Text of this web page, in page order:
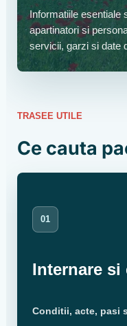
Informatiile esentiale
apartinatori si
servicii, garzi si date
TRASEE UTILE
Ce cauta
01
Internare si
Conditii, acte, pasi